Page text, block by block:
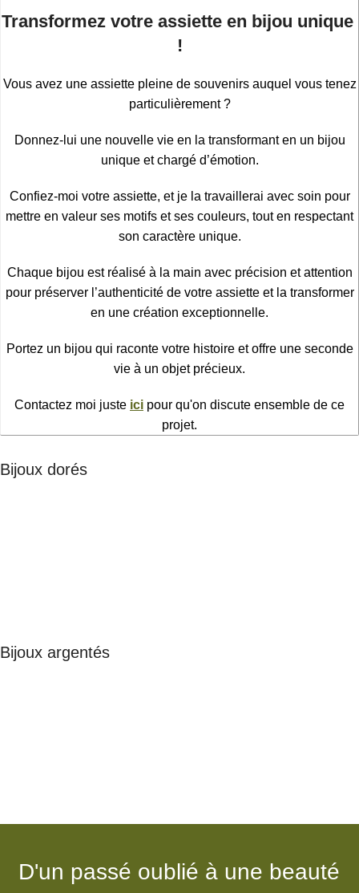
Transformez votre assiette en bijou unique
!
Vous avez une assiette pleine de souvenirs auquel vous tenez
particulièrement ?
Donnez-lui une nouvelle vie en la transformant en un bijou
unique et chargé d’émotion.
Confiez-moi votre assiette, et je la travaillerai avec soin pour
mettre en valeur ses motifs et ses couleurs, tout en respectant
son caractère unique.
Chaque bijou est réalisé à la main avec précision et attention
pour préserver l’authenticité de votre assiette et la transformer
en une création exceptionnelle.
Portez un bijou qui raconte votre histoire et offre une seconde
vie à un objet précieux.
Contactez moi juste ici pour qu'on discute ensemble de ce
projet.
Bijoux dorés
Bijoux argentés
Colliers
D'un passé oublié à une beauté